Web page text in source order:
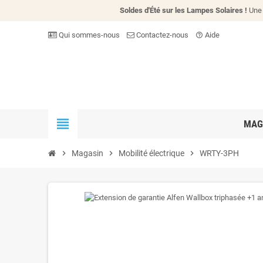
Soldes d'Été sur les Lampes Solaires !
Qui sommes-nous Contactez-nous help_outline Aide
view_headline
chevron_right Magasin chevron_right Mobilité électrique chevron_right WRTY-3PH